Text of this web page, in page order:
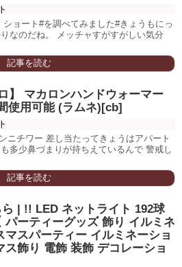
ョート#を調べてみました#きょうもにっ
なのだね。 メッチャすがすがしい気分
記事を読む
】 マカロンハンドウォーマー
使用可能 (ラムネ)[cb]
ニチワー 差し当たってきょうはアパート
多少鼻づまりが持ちえているんで 警戒し
記事を読む
| !! LED ネットライト 192球
パーティーグッズ 飾り イルミネ
スパーティー イルミネーショ
ス飾り 電飾 装飾 デコレーショ